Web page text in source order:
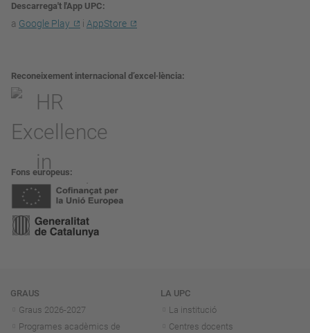
Descarrega't l'App UPC
a Google Play i AppStore
Reconeixement internacional d’excel·lència
Fons europeus
Navegació
GRAUS
Graus 2026-2027
Programes acadèmics de
LA UPC
La institució
Centres docents